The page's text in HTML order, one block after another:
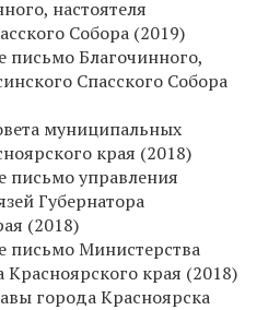
настоятеля
Собора (2019)
письмо Благочинного,
Спасского Собора
муниципальных
края (2018)
письмо управления
Губернатора
(2018)
письмо Министерства
Красноярского края (2018)
города Красноярска